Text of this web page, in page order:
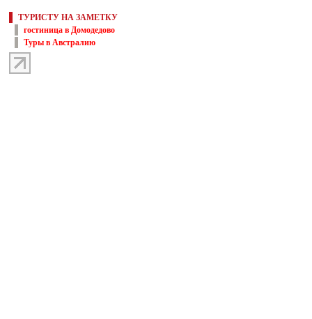
ТУРИСТУ НА ЗАМЕТКУ
гостиница в Домодедово
Туры в Австралию